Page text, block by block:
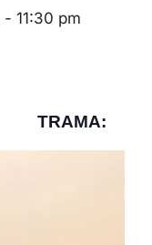
- 11:30 pm
TRAMA: